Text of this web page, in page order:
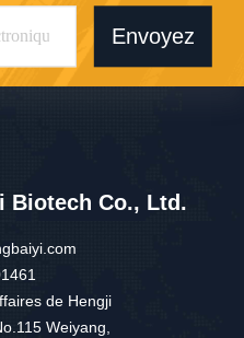
Envoyez
Biotech Co., Ltd.
de Hengji
Weiyang,